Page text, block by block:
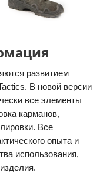
развитием
В новой версии
все элементы
карманов,
Все
опыта и
использования,